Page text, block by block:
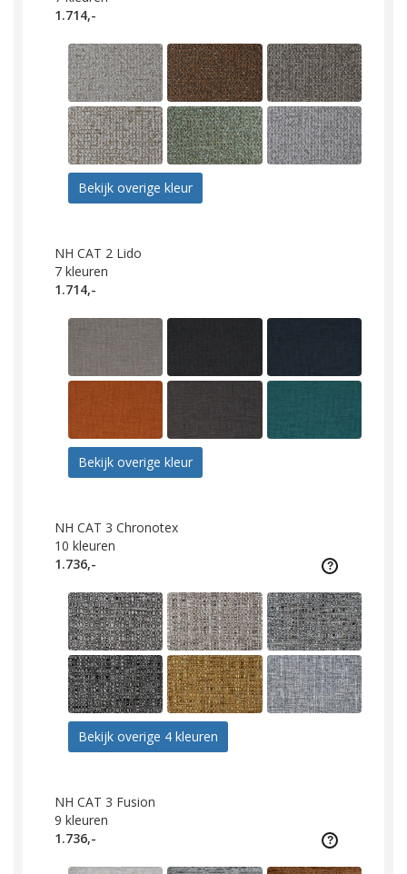
1.714,-
Bekijk overige kleur
NH CAT 2 Lido
7 kleuren
1.714,-
Bekijk overige kleur
NH CAT 3 Chronotex
10 kleuren
1.736,-
Bekijk overige 4 kleuren
NH CAT 3 Fusion
9 kleuren
1.736,-